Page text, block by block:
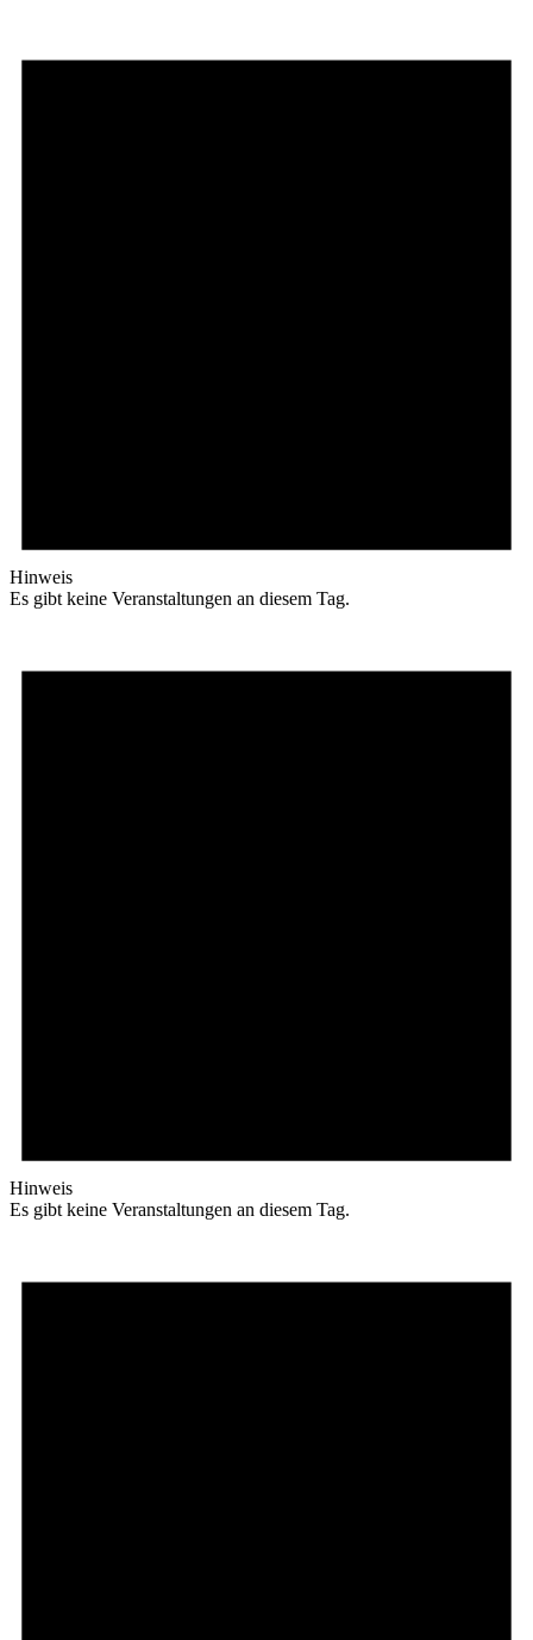
Hinweis
Es gibt keine Veranstaltungen an diesem Tag.
Hinweis
Es gibt keine Veranstaltungen an diesem Tag.